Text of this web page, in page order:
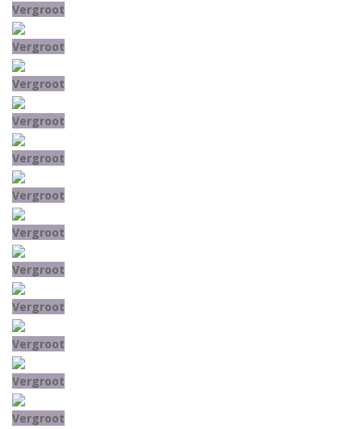
Vergroot
Vergroot
Vergroot
Vergroot
Vergroot
Vergroot
Vergroot
Vergroot
Vergroot
Vergroot
Vergroot
Vergroot